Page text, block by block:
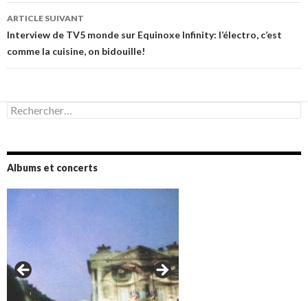
articles
ARTICLE SUIVANT
Interview de TV5 monde sur Equinoxe Infinity: l’électro, c’est
comme la cuisine, on bidouille!
Rechercher :
Albums et concerts